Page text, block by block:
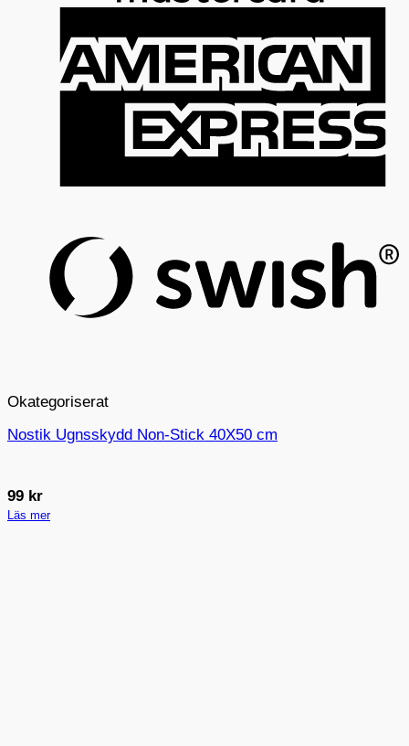
Okategoriserat
Nostik Ugnsskydd Non-Stick 40X50 cm
99 kr
Läs mer